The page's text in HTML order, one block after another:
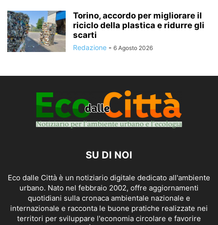
Torino, accordo per migliorare il
riciclo della plastica e ridurre gli
scarti
Redazione - 6 Agosto 2026
SU DI NOI
Eco dalle Città è un notiziario digitale dedicato all'ambiente
urbano. Nato nel febbraio 2002, offre aggiornamenti
quotidiani sulla cronaca ambientale nazionale e
internazionale e racconta le buone pratiche realizzate nei
territori per sviluppare l'economia circolare e favorire